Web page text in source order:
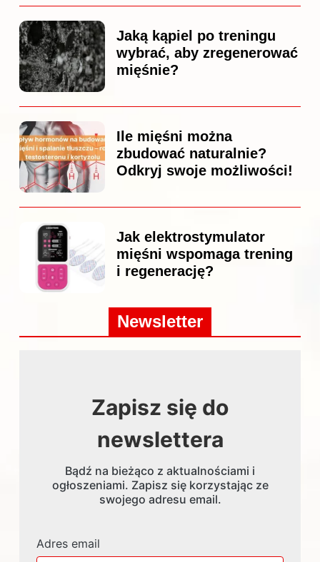
Jaką kąpiel po treningu
wybrać, aby zregenerować
mięśnie?
Ile mięśni można
zbudować naturalnie?
Odkryj swoje możliwości!
Jak elektrostymulator
mięśni wspomaga trening
i regenerację?
Newsletter
Zapisz się do
newslettera
Bądź na bieżąco z aktualnościami i
ogłoszeniami. Zapisz się korzystając ze
swojego adresu email.
Adres email